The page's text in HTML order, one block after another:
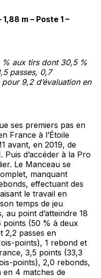
m – Poste 1 –
aux tirs dont 30,5 %
passes, 0,7
9,2 d’évaluation en
ses premiers pas en
France à l’Étoile
avant, en 2019, de
d’accéder à la Pro
Le Manceau se
manquant
effectuant des
le travail en
temps de jeu
au point d’atteindre 18
points (50 % à deux
2,2 passes en
points), 1 rebond et
3,5 points (33,3
points), 2,0 rebonds,
en 4 matches de